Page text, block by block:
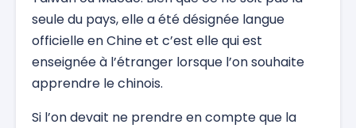
seule du pays, elle a été désignée langue
officielle en Chine et c’est elle qui est
enseignée à l’étranger lorsque l’on souhaite
apprendre le chinois.
Si l’on devait ne prendre en compte que la